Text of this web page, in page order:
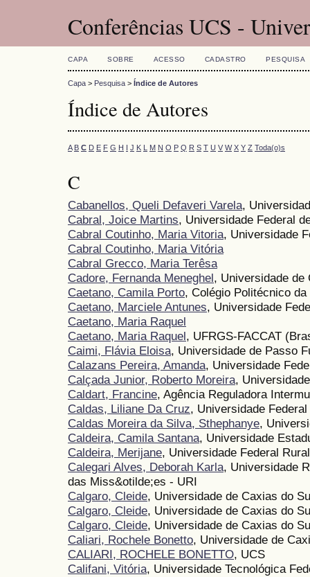
Conferências UCS -
CAPA SOBRE ACESSO CADASTRO PESQUISA
Capa > Pesquisa > Índice de Autores
Índice de Autores
A B C D E F G H I J K L M N O P Q R S T U V W X Y Z Toda(o)s
C
Cabanellos, Queli Defaveri Varela,
Cabral, Joice Martins, Universidade Federal
Cabral Coutinho, Maria Vitoria, Universidade
Cabral Coutinho, Maria Vitória
Cabral Grecco, Maria Terêsa
Cadore, Fernanda Meneghel, Universidade de
Caetano, Camila Porto, Colégio Politécnico da
Caetano, Marciele Antunes, Universidade
Caetano, Maria Raquel
Caetano, Maria Raquel, UFRGS-FACCAT
Caimi, Flávia Eloisa, Universidade de Passo
Calazans Pereira, Amanda, Universidade
Calçada Junior, Roberto Moreira,
Caldart, Francine, Agência Reguladora
Caldas, Liliane Da Cruz, Universidade
Caldas Moreira da Silva, Sthephanye,
Caldeira, Camila Santana, Universidade
Caldeira, Merijane, Universidade Federal
Calegari Alves, Deborah Karla, Universidade
das Miss&otilde;es - URI
Calgaro, Cleide, Universidade de Caxias do
Calgaro, Cleide, Universidade de Caxias do
Calgaro, Cleide, Universidade de Caxias do
Caliari, Rochele Bonetto, Universidade de
CALIARI, ROCHELE BONETTO, UCS
Califani, Vitória, Universidade Tecnológica